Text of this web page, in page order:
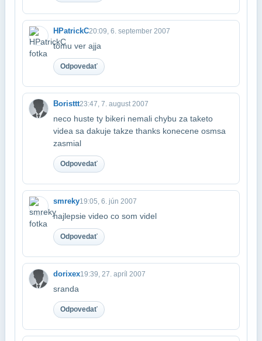
HPatrickC20:09, 6. september 2007
tomu ver ajja
Odpovedať
Boristtt23:47, 7. august 2007
neco huste ty bikeri nemali chybu za taketo
videa sa dakuje takze thanks konecene osm​sa
zasmial
Odpovedať
smreky19:05, 6. jún 2007
najlepsie video co som videl
Odpovedať
dorixex19:39, 27. apríl 2007
sranda
Odpovedať